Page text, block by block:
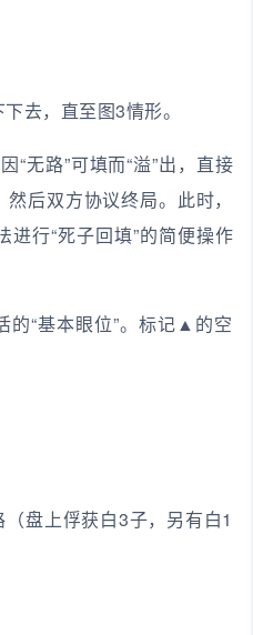
去，直至图3情形。
“无路”可填而“溢”出，直接
后双方协议终局。此时，
进行“死子回填”的简便操作
的“基本眼位”。标记▲的空
盘上俘获白3子，另有白1